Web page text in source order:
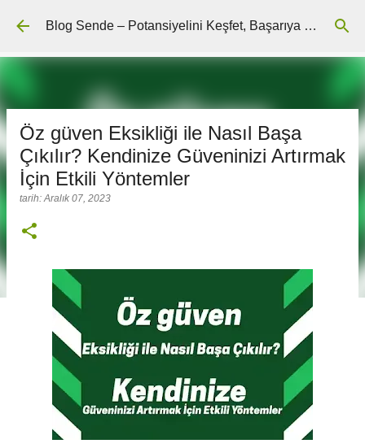
Ana içeriğe atla Blog Sende – Potansiyelini Keşfet, Başarıya Ulaş
Öz güven Eksikliği ile Nasıl Başa
Çıkılır? Kendinize Güveninizi Artırmak
İçin Etkili Yöntemler
tarih:Aralık 07, 2023